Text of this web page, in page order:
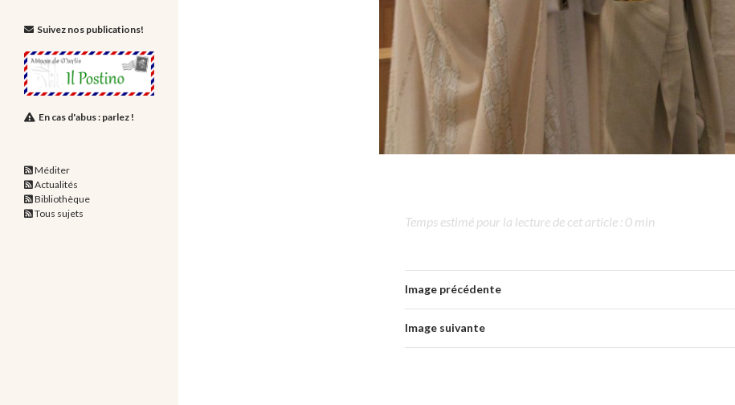
Temps estimé pour la lecture de cet article : 0 min
Image précédente
Image suivante
Suivez nos publications!
En cas d'abus : parlez !
Méditer
Actualités
Bibliothèque
Tous sujets